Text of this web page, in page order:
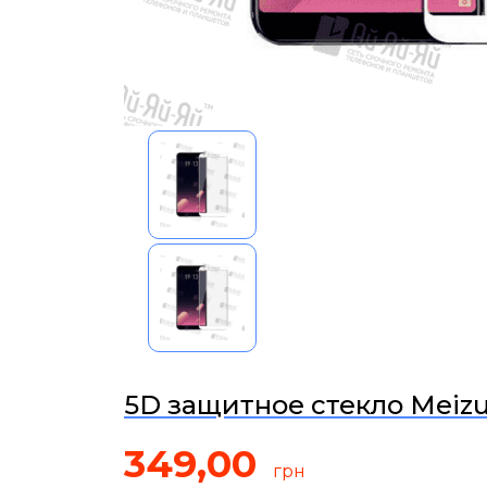
5D защитное стекло
349,00 грн